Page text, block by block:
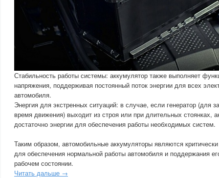
Стабильность работы системы: аккумулятор также выполняет
напряжения, поддерживая постоянный поток энергии для всех
автомобиля.
Энергия для экстренных ситуаций: в случае, если генератор (для
время движения) выходит из строя или при длительных стоянках,
достаточно энергии для обеспечения работы необходимых систем.
Таким образом, автомобильные аккумуляторы являются
для обеспечения нормальной работы автомобиля и поддержания
рабочем состоянии.
Читать дальше →